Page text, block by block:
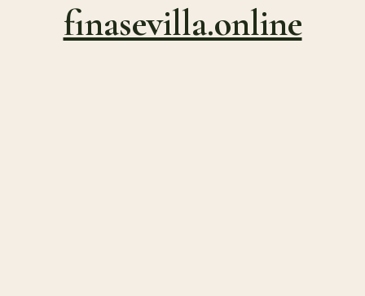
finasevilla.online